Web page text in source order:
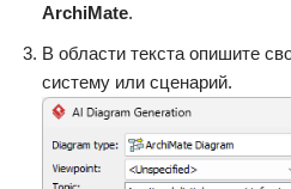
ArchiMate.
В области текста опишите
систему или сценарий.